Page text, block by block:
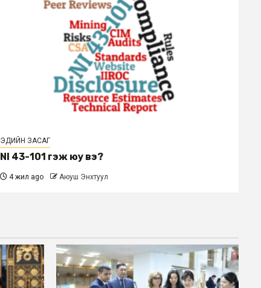
ЭДИЙН ЗАСАГ
NI 43-101 гэж юу вэ?
4 жил ago Аюуш Энхтуул